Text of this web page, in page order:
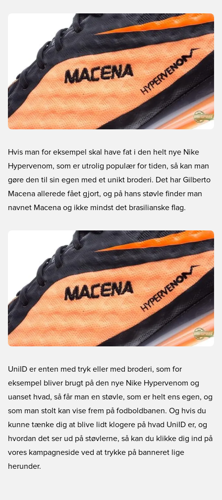
Hvis man for eksempel skal have fat i den helt nye Nike
Hypervenom, som er utrolig populær for tiden, så kan man
gøre den til sin egen med et unikt broderi. Det har Gilberto
Macena allerede fået gjort, og på hans støvle finder man
navnet Macena og ikke mindst det brasilianske flag.
UniID er enten med tryk eller med broderi, som for
eksempel bliver brugt på den nye Nike Hypervenom og
uanset hvad, så får man en støvle, som er helt ens egen, og
som man stolt kan vise frem på fodboldbanen. Og hvis du
kunne tænke dig at blive lidt klogere på hvad UniID er, og
hvordan det ser ud på støvlerne, så kan du klikke dig ind på
vores kampagneside ved at trykke på banneret lige
herunder.